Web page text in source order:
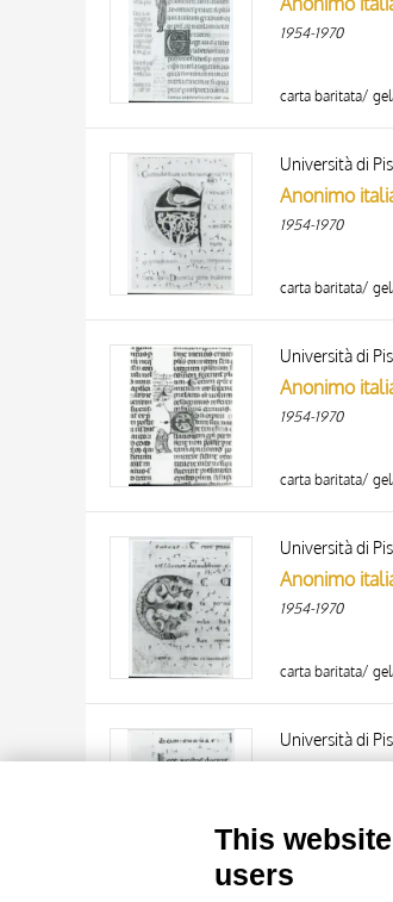
1954-1970
carta baritata/
Università di
1954-1970
carta baritata/
Università di
1954-1970
carta baritata/
Università di
1954-1970
carta baritata/
Università di
TITLE
AUTHOR
DATE
10 RESULTS
This
users